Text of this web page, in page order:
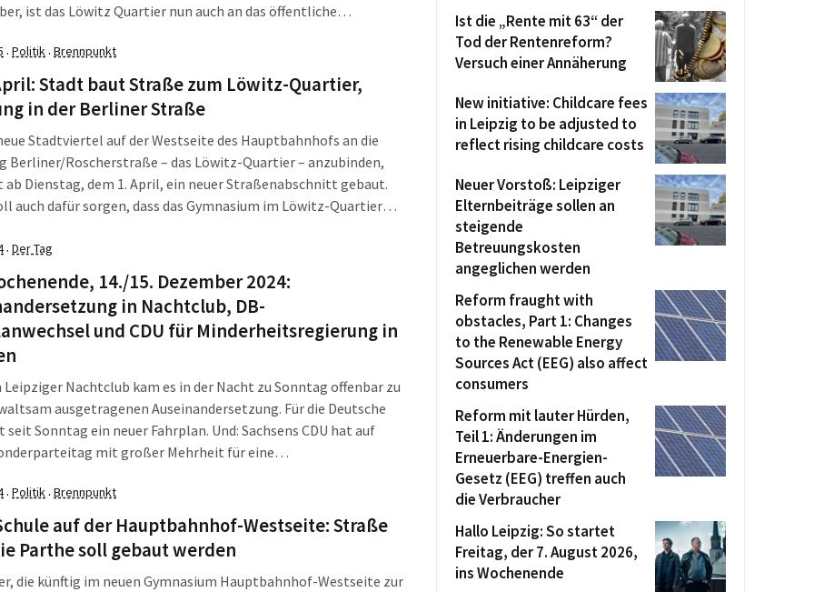
ist das Löwitz Quartier nun auch an das öffentliche
Quartier entsteht aktuell auf elf […]
· Politik· Brennpunkt
Stadt baut Straße zum Löwitz-Quartier,
in der Berliner Straße
Stadtviertel auf der Westseite des Hauptbahnhofs an die
Berliner/Roscherstraße – das Löwitz-Quartier – anzubinden,
ab Dienstag, dem 1. April, ein neuer Straßenabschnitt gebaut.
auch dafür sorgen, dass das Gymnasium im Löwitz-Quartier
und Bau mit. Er wird künftig […]
· Der Tag
14./15. Dezember 2024:
in Nachtclub, DB-
und CDU für Minderheitsregierung in
Leipziger Nachtclub kam es in der Nacht zu Sonntag offenbar zu
ausgetragenen Auseinandersetzung. Für die Deutsche
seit Sonntag ein neuer Fahrplan. Und: Sachsens CDU hat auf
mit großer Mehrheit für eine
dem 14./15. Dezember 2024, […]
· Politik· Brennpunkt
auf der Hauptbahnhof-Westseite: Straße
Parthe soll gebaut werden
die künftig im neuen Gymnasium Hauptbahnhof-Westseite zur
Ist die „Rente mit 63“ der
Tod der Rentenreform?
Versuch einer Annäherung
New initiative: Childcare fees
in Leipzig to be adjusted to
reflect rising childcare costs
Neuer Vorstoß: Leipziger
Elternbeiträge sollen an
steigende
Betreuungskosten
angeglichen werden
Reform fraught with
obstacles, Part 1: Changes
to the Renewable Energy
Sources Act (EEG) also affect
consumers
Reform mit lauter Hürden,
Teil 1: Änderungen im
Erneuerbare-Energien-
Gesetz (EEG) treffen auch
die Verbraucher
Hallo Leipzig: So startet
Freitag, der 7. August 2026,
ins Wochenende